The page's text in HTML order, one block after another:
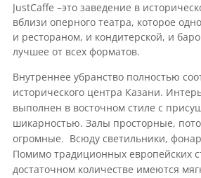
JustCaffe –это заведение в
вблизи оперного театра, которое
и рестораном, и кондитерской, и
лучшее от всех форматов.
Внутреннее убранство полностью
исторического центра Казани.
выполнен в восточном стиле с
шикарностью. Залы просторные,
огромные. Всюду светильники,
Помимо традиционных европейских
достаточном количестве имеются